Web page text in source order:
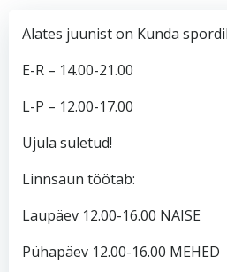
Alates juunist on Kunda
E-R – 14.00-21.00
L-P – 12.00-17.00
Ujula suletud!
Linnsaun töötab:
Laupäev 12.00-16.00 NAISE
Pühapäev 12.00-16.00 MEHED